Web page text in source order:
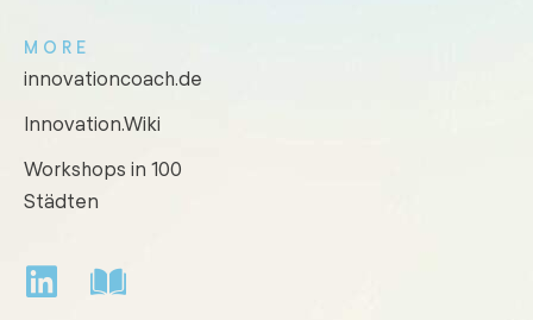
MORE
innovationcoach.de
Innovation.Wiki
Workshops in 100
Städten